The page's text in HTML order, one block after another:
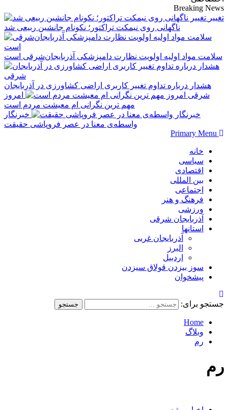
Breaking News
تغییر
ناگهانی روی نیمکت تراکتور؛ نکونام جانشین ربیعی شد
سلامت مواد اولیه اولویت نظارت دامپزشکی آذربایجان‌شرقی است
هشدار درباره تداوم تغییر کاربری اراضی کشاورزی در آذربایجان
شرقی
امروز
مهم‌ ترین نگرانی‌ ام معیشت مردم است
خبرنگار
واسطه‌ی معنا در عصر فروپاشی حقیقت
Primary Menu
خانه
سیاسی
اقتصادی
بین المللی
اجتماعی
فرهنگ و هنر
ورزشی
آذربایجان شرقی
استانها
آذربایجان غربی
البرز
اردبیل
سوز بیزدن قولاق سیزدن
پیشخوان
جستجو برای:
Home
وبلاگ
رم
رم